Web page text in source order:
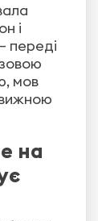
і
переді
мов
на